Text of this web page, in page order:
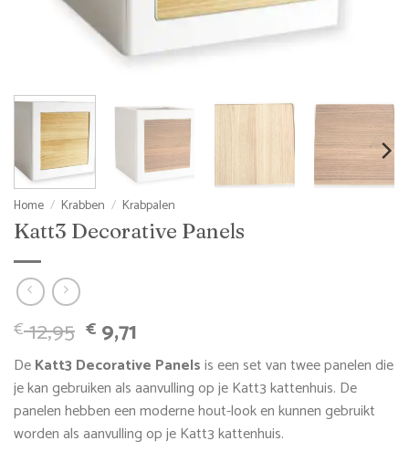
Home / Krabben / Krabpalen
Katt3 Decorative Panels
€12,95 Oorspronkelijke
prijs
was:
€ 12,95.
€ 9,71
prijs
is:
€ 9,71.
DeKatt3 Decorative Panelsis een set van twee panelen die
je kan gebruiken als aanvulling op je Katt3 kattenhuis. De
panelen hebben een moderne hout-look en kunnen gebruikt
worden als aanvulling op je Katt3 kattenhuis.